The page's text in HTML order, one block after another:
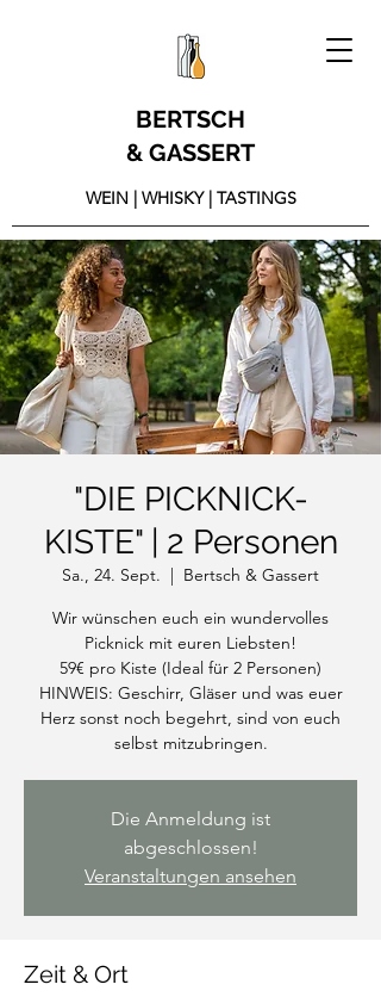
BERTSCH
& GASSERT
WEIN | WHISKY | TASTINGS
"DIE PICKNICK-
KISTE" | 2 Personen
Sa., 24. Sept.
  |
Bertsch & Gassert
Wir wünschen euch ein wundervolles
Picknick mit euren Liebsten!
59€ pro Kiste (Ideal für 2 Personen)
HINWEIS: Geschirr, Gläser und was euer
Herz sonst noch begehrt, sind von euch
selbst mitzubringen.
Die Anmeldung ist
abgeschlossen!
Veranstaltungen ansehen
Zeit & Ort